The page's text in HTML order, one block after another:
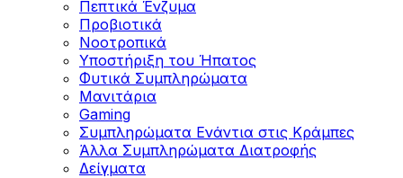
Πεπτικά Ένζυμα
Προβιοτικά
Νοοτροπικά
Υποστήριξη του Ήπατος
Φυτικά Συμπληρώματα
Μανιτάρια
Gaming
Συμπληρώματα Ενάντια στις Κράμπες
Άλλα Συμπληρώματα Διατροφής
Δείγματα